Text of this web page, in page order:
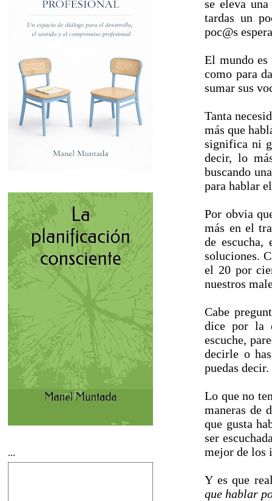
se eleva
tardas un
poc@s
El mundo es
como para
sumar sus
Tanta
más que
significa ni
decir, lo
buscando
para hablar
Por obvia
más en el
de
soluciones.
el 20 por
nuestros
Cabe
dice por la
escuche,
decirle o
puedas decir.
Lo que no
maneras de
que gusta
ser
mejor de los
Y es que
que hablar
...